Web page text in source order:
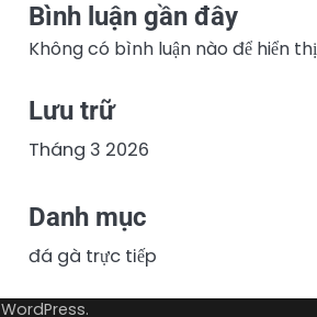
Bình luận gần đây
Không có bình luận nào để hiển
Lưu trữ
Tháng 3 2026
Danh mục
đá gà trực tiếp
WordPress.